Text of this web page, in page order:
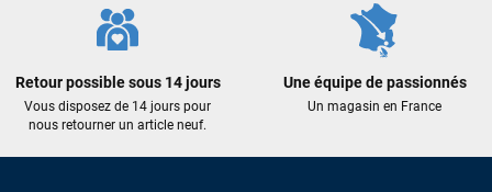
Retour possible sous 14 jours
Vous disposez de 14 jours pour
nous retourner un article neuf.
Une équipe de passionnés
Un magasin en France